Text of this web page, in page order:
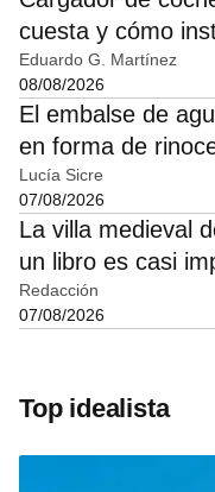
cuesta y cómo
Eduardo G. Martínez
08/08/2026
El embalse de
en forma de
Lucía Sicre
07/08/2026
La villa medieval
un libro es casi
Redacción
07/08/2026
Top idealista